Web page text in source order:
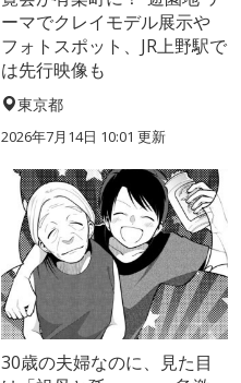
ーマでクレイモデル展示や
フォトスポット、JR上野駅で
は先行映像も
東京都
2026年7月14日 10:01 更新
30歳の夫婦なのに、見た目